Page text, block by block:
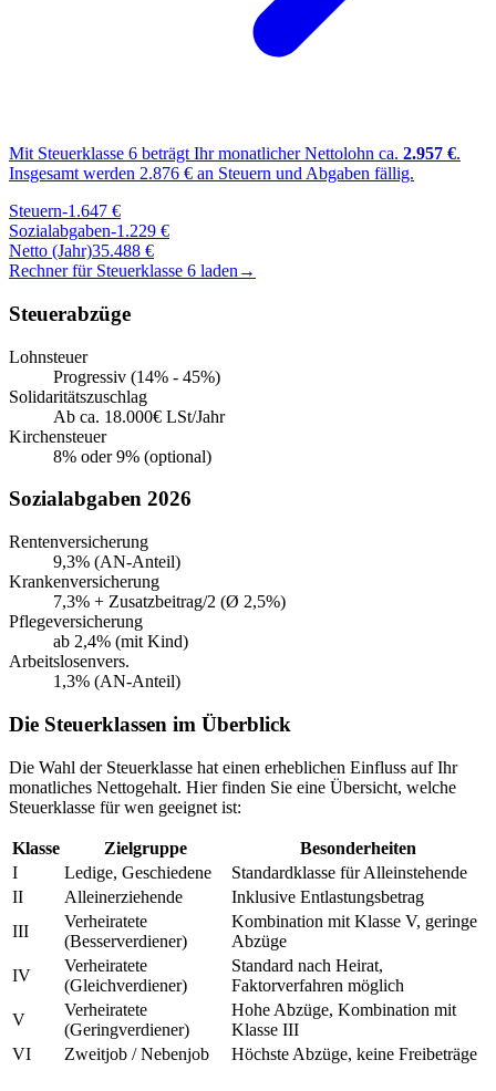
Mit Steuerklasse 6 beträgt Ihr monatlicher Nettolohn ca. 2.957 €.
Insgesamt werden 2.876 € an Steuern und Abgaben fällig.
Steuern-1.647 €
Sozialabgaben-1.229 €
Netto (Jahr)35.488 €
Rechner für Steuerklasse 6 laden →
Steuerabzüge
Lohnsteuer
Progressiv (14% - 45%)
Solidaritätszuschlag
Ab ca. 18.000€ LSt/Jahr
Kirchensteuer
8% oder 9% (optional)
Sozialabgaben 2026
Rentenversicherung
9,3% (AN-Anteil)
Krankenversicherung
7,3% + Zusatzbeitrag/2 (Ø 2,5%)
Pflegeversicherung
ab 2,4% (mit Kind)
Arbeitslosenvers.
1,3% (AN-Anteil)
Die Steuerklassen im Überblick
Die Wahl der Steuerklasse hat einen erheblichen Einfluss auf Ihr
monatliches Nettogehalt. Hier finden Sie eine Übersicht, welche
Steuerklasse für wen geeignet ist:
Klasse Zielgruppe
Besonderheiten
I
Ledige, Geschiedene
Standardklasse für Alleinstehende
II
Alleinerziehende
Inklusive Entlastungsbetrag
III
Verheiratete
(Besserverdiener)
Kombination mit Klasse V, geringe
Abzüge
IV
Verheiratete
(Gleichverdiener)
Standard nach Heirat,
Faktorverfahren möglich
V
Verheiratete
(Geringverdiener)
Hohe Abzüge, Kombination mit
Klasse III
VI
Zweitjob / Nebenjob Höchste Abzüge, keine Freibeträge